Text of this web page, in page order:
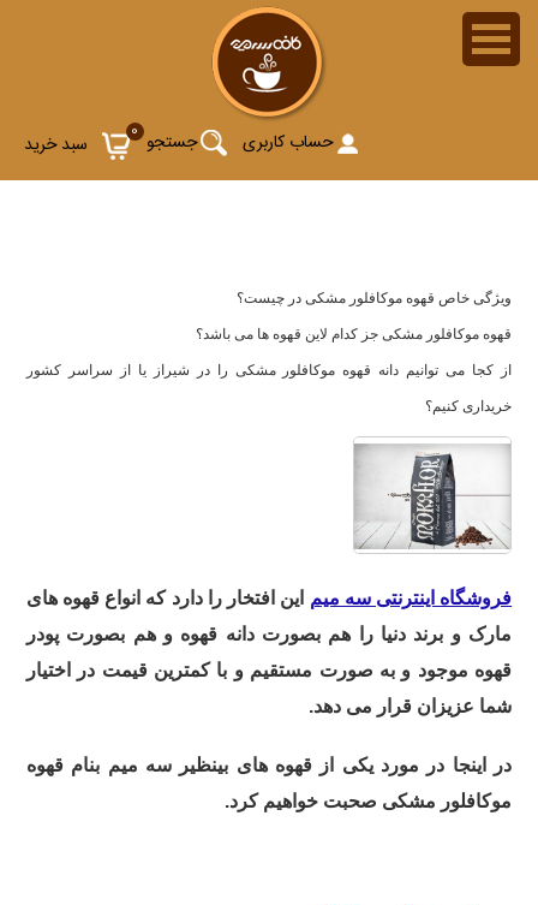
0 سبد خرید جستجو حساب کاربری
دانه قهوه موکالفور مشکی (Mokaflor Black Blend)
ویژگی خاص قهوه موکافلور مشکی در چیست؟
قهوه موکافلور مشکی جز کدام لاین قهوه ها می باشد؟
از کجا می توانیم دانه قهوه موکافلور مشکی را در شیراز یا از سراسر کشور
خریداری کنیم؟
فروشگاه اینترنتی سه میم این افتخار را دارد که انواع قهوه های
مارک و برند دنیا را هم بصورت دانه قهوه و هم بصورت پودر
قهوه موجود و به صورت مستقیم و با کمترین قیمت در اختیار
شما عزیزان قرار می دهد.
در اینجا در مورد یکی از قهوه های بینظیر سه میم بنام قهوه
موکافلور مشکی صحبت خواهیم کرد.